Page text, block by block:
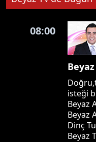
08:00
isteği
Beyaz
Beyaz
Dinç
Beyaz